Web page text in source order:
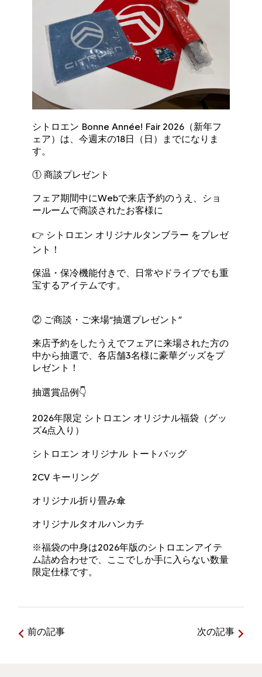
シトロエン Bonne Année! Fair 2026（新年フ
ェア）は、今週末の18日（日）までになりま
す。
① 商談プレゼント
フェア期間中にWebで来店予約のうえ、ショ
ールームで商談されたお客様に
👉 シトロエン オリジナルタンブラー をプレゼ
ント！
保温・保冷機能付きで、日常やドライブでも重
宝するアイテムです。
② ご商談・ご来場“抽選プレゼント”
来店予約をしたうえでフェアに来場された方の
中から抽選で、各店舗3名様に豪華グッズをプ
レゼント！
抽選賞品例👇
2026年限定 シトロエン オリジナル福袋（グッ
ズ4点入り）
シトロエン オリジナル トートバッグ
2CV キーリング
オリジナル折り畳み傘
オリジナルタオルハンカチ
※福袋の中身は2026年版のシトロエンアイテ
ム詰め合わせで、ここでしか手に入らない数量
限定仕様です。
前の記事 次の記事